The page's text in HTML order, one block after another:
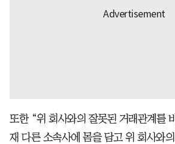
또한 “위 회사와의 잘못된 거래관계를
재 다른 소속사에 몸을 담고 위 회사와